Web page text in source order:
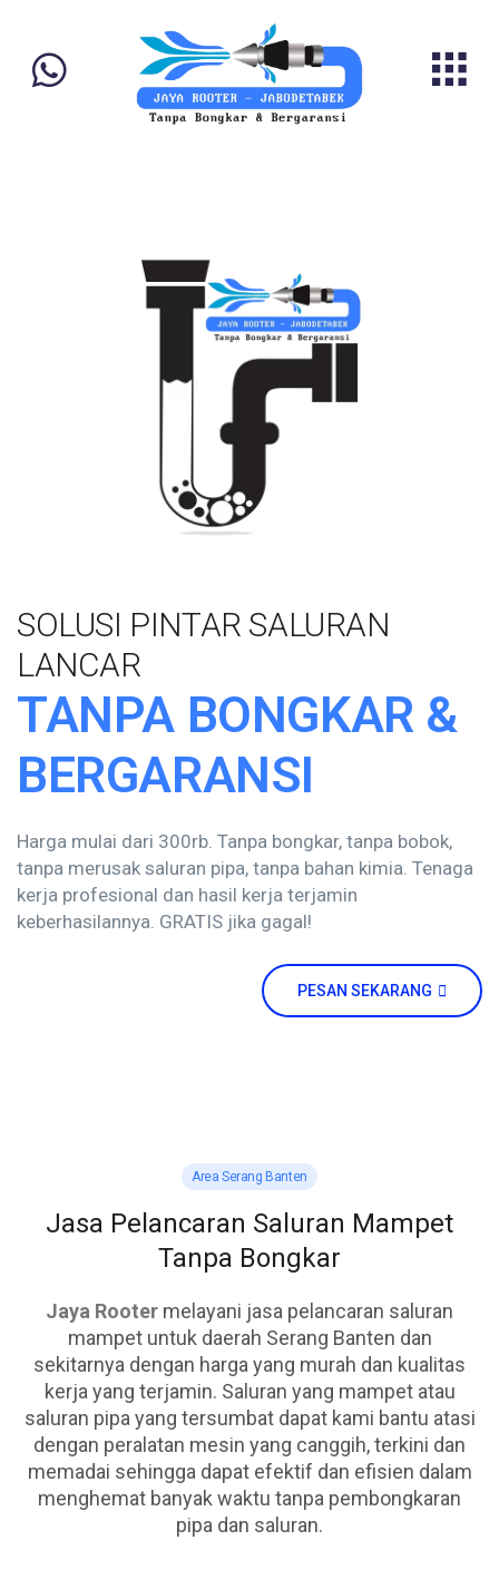
SOLUSI PINTAR SALURAN
LANCAR
TANPA BONGKAR &
BERGARANSI
Harga mulai dari 300rb. Tanpa bongkar, tanpa bobok,
tanpa merusak saluran pipa, tanpa bahan kimia. Tenaga
kerja profesional dan hasil kerja terjamin
keberhasilannya. GRATIS jika gagal!
PESAN SEKARANG
Area Serang Banten
Jasa Pelancaran Saluran Mampet
Tanpa Bongkar
Jaya Rooter melayani jasa pelancaran saluran
mampet untuk daerah Serang Banten dan
sekitarnya dengan harga yang murah dan kualitas
kerja yang terjamin. Saluran yang mampet atau
saluran pipa yang tersumbat dapat kami bantu atasi
dengan peralatan mesin yang canggih, terkini dan
memadai sehingga dapat efektif dan efisien dalam
menghemat banyak waktu tanpa pembongkaran
pipa dan saluran.